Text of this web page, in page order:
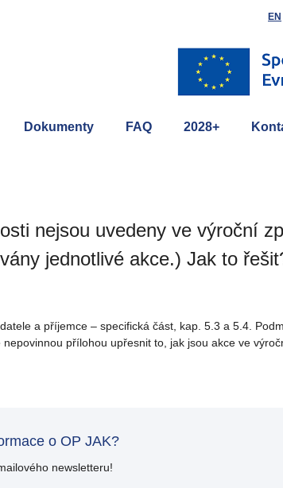
EN
Dokumenty FAQ 2028+
nejsou uvedeny ve výroční
jednotlivé akce.) Jak to
a příjemce – specifická část, kap. 5.3 a 5.4.
přílohou upřesnit to, jak jsou akce ve
o OP JAK?
newsletteru!